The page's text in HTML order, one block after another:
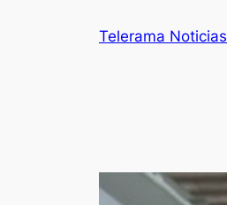
Telerama Noticias